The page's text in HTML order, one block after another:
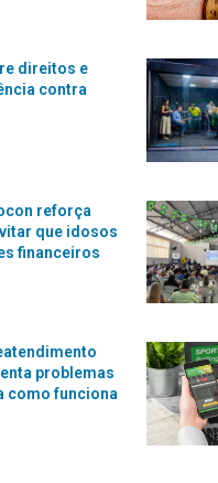
direitos e
contra
reforça
que idosos
financeiros
problemas
como funciona